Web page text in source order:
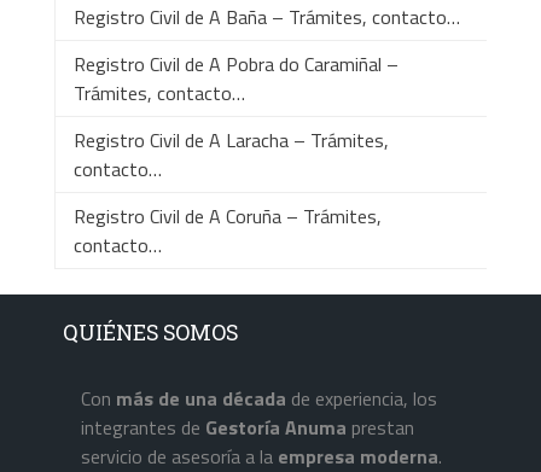
Registro Civil de A Baña – Trámites, contacto…
Registro Civil de A Pobra do Caramiñal –
Trámites, contacto…
Registro Civil de A Laracha – Trámites,
contacto…
Registro Civil de A Coruña – Trámites,
contacto…
QUIÉNES SOMOS
Con más de una década de experiencia, los
integrantes de Gestoría Anuma prestan
servicio de asesoría a la empresa moderna.